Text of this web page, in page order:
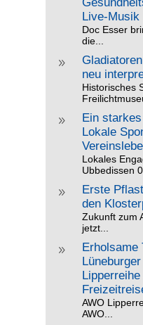
Live-Musik
Doc Esser
die...
9
neu
Historisches
9
Ein
Lokale
Lokales
Ubbedissen
9
Erste
den
Zukunft zum
jetzt...
9
Erholsame
AWO
AWO...